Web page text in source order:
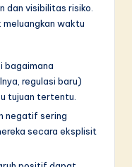
dan visibilitas risiko.
waktu
bagaimana
regulasi baru)
tujuan tertentu.
negatif sering
secara eksplisit